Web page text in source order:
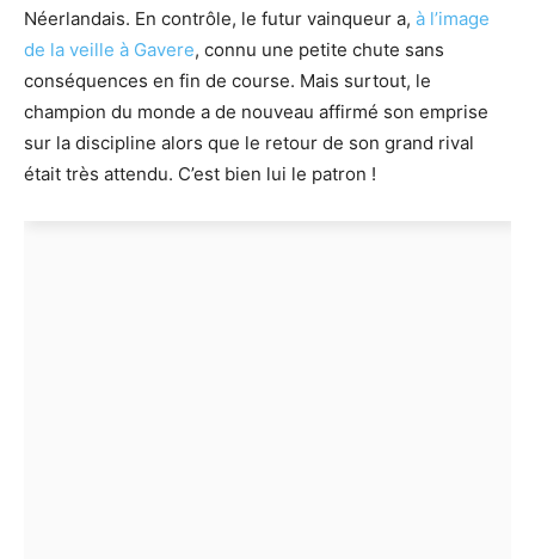
Néerlandais. En contrôle, le futur vainqueur a, à l’image
de la veille à Gavere, connu une petite chute sans
conséquences en fin de course. Mais surtout, le
champion du monde a de nouveau affirmé son emprise
sur la discipline alors que le retour de son grand rival
était très attendu. C’est bien lui le patron !